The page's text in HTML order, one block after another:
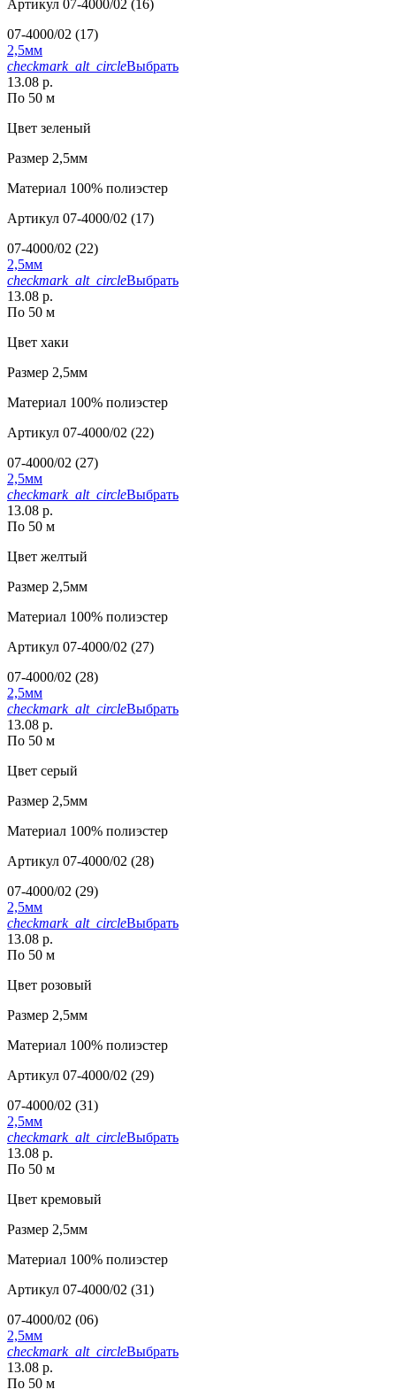
Артикул 07-4000/02 (16)
07-4000/02 (17)
2,5мм
checkmark_alt_circleВыбрать
13.08 р.
По 50 м
Цвет зеленый
Размер 2,5мм
Материал 100% полиэстер
Артикул 07-4000/02 (17)
07-4000/02 (22)
2,5мм
checkmark_alt_circleВыбрать
13.08 р.
По 50 м
Цвет хаки
Размер 2,5мм
Материал 100% полиэстер
Артикул 07-4000/02 (22)
07-4000/02 (27)
2,5мм
checkmark_alt_circleВыбрать
13.08 р.
По 50 м
Цвет желтый
Размер 2,5мм
Материал 100% полиэстер
Артикул 07-4000/02 (27)
07-4000/02 (28)
2,5мм
checkmark_alt_circleВыбрать
13.08 р.
По 50 м
Цвет серый
Размер 2,5мм
Материал 100% полиэстер
Артикул 07-4000/02 (28)
07-4000/02 (29)
2,5мм
checkmark_alt_circleВыбрать
13.08 р.
По 50 м
Цвет розовый
Размер 2,5мм
Материал 100% полиэстер
Артикул 07-4000/02 (29)
07-4000/02 (31)
2,5мм
checkmark_alt_circleВыбрать
13.08 р.
По 50 м
Цвет кремовый
Размер 2,5мм
Материал 100% полиэстер
Артикул 07-4000/02 (31)
07-4000/02 (06)
2,5мм
checkmark_alt_circleВыбрать
13.08 р.
По 50 м